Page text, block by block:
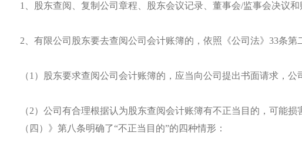
1、股东查阅、复制公司章程、股东会议记录、董事会/监事会决议
2、有限公司股东要去查阅公司会计账簿的，依照《公司法》33条
（1）股东要求查阅公司会计账簿的，应当向公司提出书面请求，
（2）公司有合理根据认为股东查阅会计账簿有不正当目的，可能
（四）》第八条明确了“不正当目的”的四种情形：